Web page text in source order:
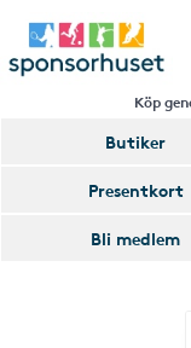
Köp
Butiker
Presentkort
Bli medlem